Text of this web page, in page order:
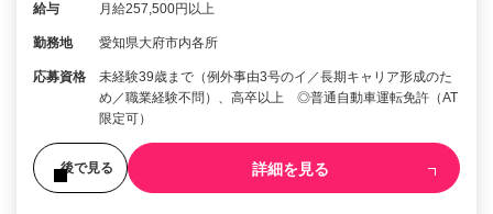
給与 月給257,500円以上
勤務地 愛知県大府市内各所
応募資格
未経験39歳まで（例外事由3号のイ／長期キャリア形成のた
め／職業経験不問）、高卒以上 ◎普通自動車運転免許（AT
限定可）
後で見る 詳細を見る